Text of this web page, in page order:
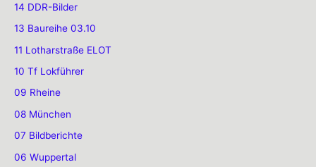
14 DDR-Bilder
13 Baureihe 03.10
11 Lotharstraße ELOT
10 Tf Lokführer
09 Rheine
08 München
07 Bildberichte
06 Wuppertal